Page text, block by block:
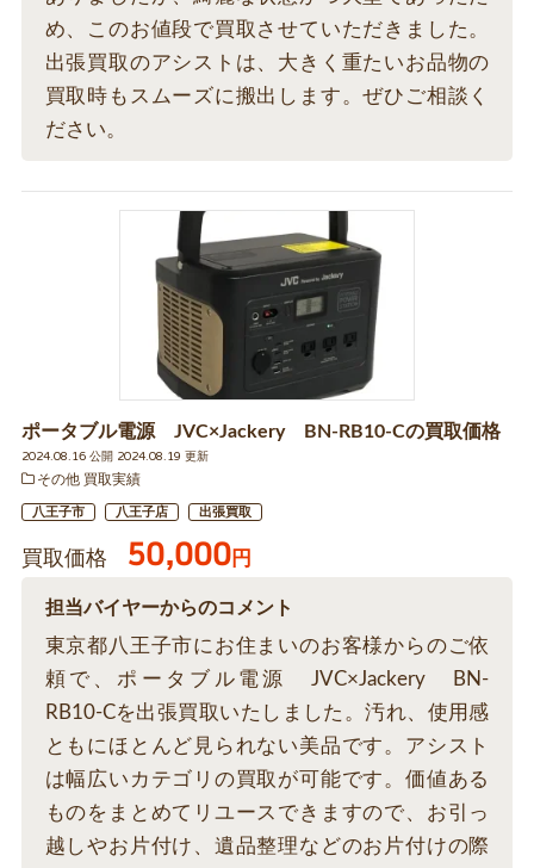
め、このお値段で買取させていただきました。
出張買取のアシストは、大きく重たいお品物の
買取時もスムーズに搬出します。ぜひご相談く
ださい。
ポータブル電源 JVC×Jackery BN-RB10-Cの買取価格
2024.08.16 公開 2024.08.19 更新
その他 買取実績
八王子市 八王子店 出張買取
買取価格 50,000円
担当バイヤーからのコメント
東京都八王子市にお住まいのお客様からのご依
頼で、ポータブル電源 JVC×Jackery BN-
RB10-Cを出張買取いたしました。汚れ、使用感
ともにほとんど見られない美品です。アシスト
は幅広いカテゴリの買取が可能です。価値ある
ものをまとめてリユースできますので、お引っ
越しやお片付け、遺品整理などのお片付けの際